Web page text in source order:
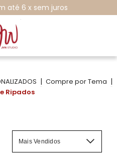
até 6 x sem juros
| Compre por Tema |
Ripados